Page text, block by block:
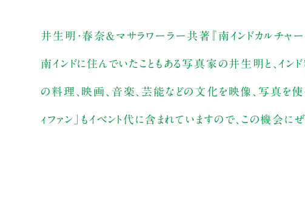
井生明・春奈＆マサラワーラー共著『南インドカルチャ
南インドに住んでいたこともある写真家の井生明と、イン
の料理、映画、音楽、芸能などの文化を映像、写真を使
ィファン」もイベント代に含まれていますので、この機会に